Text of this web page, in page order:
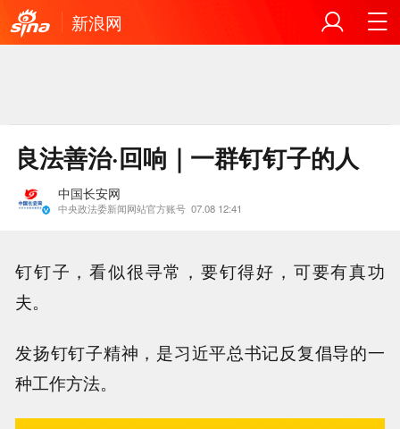
新浪网
良法善治·回响｜一群钉钉子的人
中国长安网
中央政法委新闻网站官方账号 07.08 12:41
钉钉子，看似很寻常，要钉得好，可要有真功
夫。
发扬钉钉子精神，是习近平总书记反复倡导的一
种工作方法。